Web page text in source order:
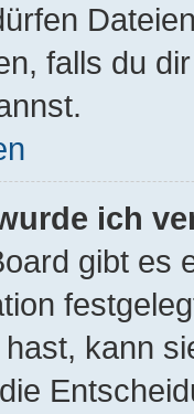
falls du
ich
gibt es
kann